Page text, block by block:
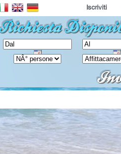
Iscriviti